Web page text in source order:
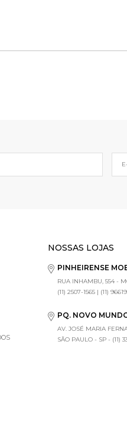
NOSSAS LOJAS
PINHEIRENSE
RUA INHAMBU, 554 -
(11) 2507-1565 | (11)
PQ. NOVO
AV. JOSÉ MARIA
SÃO PAULO - SP - (11)